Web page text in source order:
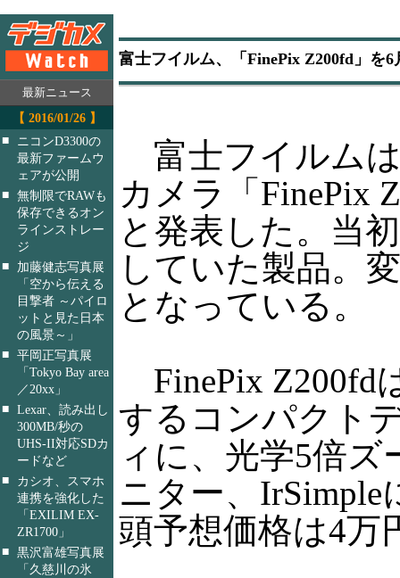
最新ニュース
【 2016/01/26 】
■
ニコンD3300の
最新ファームウ
ェアが公開
■ 無制限でRAWも
保存できるオン
ラインストレー
ジ
■
加藤健志写真展
「空から伝える
目撃者 ～パイロ
ットと見た日本
の風景～」
■ 平岡正写真展
「Tokyo Bay area
／20xx」
■ Lexar、読み出し
300MB/秒の
UHS-II対応SDカ
ードなど
■
カシオ、スマホ
連携を強化した
「EXILIM EX-
ZR1700」
■ 黒沢富雄写真展
「久慈川の氷
富士フイルム、「FinePix Z200fd」を
富士フイルム
カメラ「FinePix
と発表した。当
していた製品。
となっている。
FinePix Z200fd
するコンパクト
ィに、光学5倍
ニター、
頭予想価格は4万